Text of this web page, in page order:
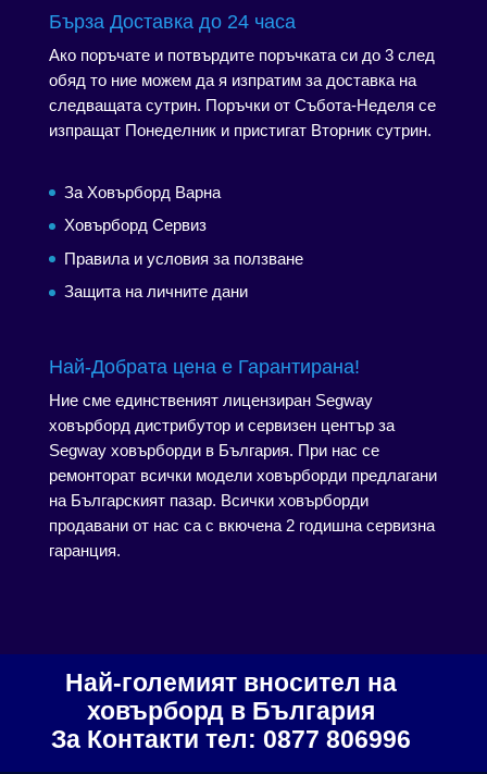
Бърза Доставка до 24 часа
Ако поръчате и потвърдите поръчката си до 3 след
обяд то ние можем да я изпратим за доставка на
следващата сутрин. Поръчки от Събота-Неделя се
изпращат Понеделник и пристигат Вторник сутрин.
За Ховърборд Варна
Ховърборд Сервиз
Правила и условия за ползване
Защита на личните дани
Най-Добрата цена е Гарантирана!
Ние сме единственият лицензиран Segway
ховърборд дистрибутор и сервизен център за
Segway ховърборди в България. При нас се
ремонторат всички модели ховърборди предлагани
на Българският пазар. Всички ховърборди
продавани от нас са с вкючена 2 годишна сервизна
гаранция.
Най-големият вносител на
ховърборд в България
За Контакти тел: 0877 806996